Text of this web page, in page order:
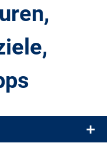
Ein Blog für alle, die gern